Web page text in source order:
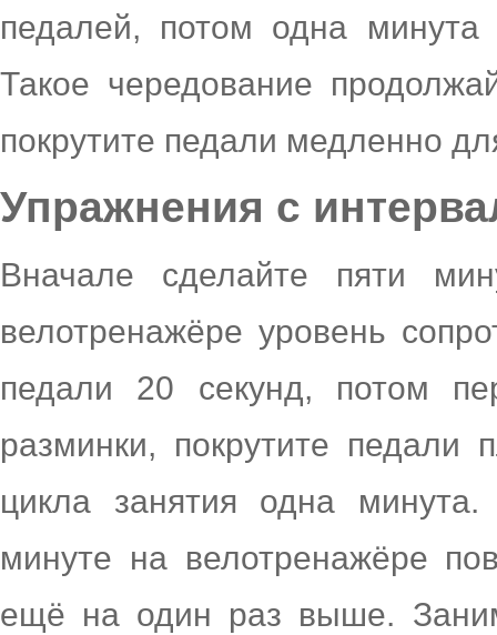
педалей, потом одна
Такое чередование
покрутите педали медленно
Упражнения с
Вначале сделайте пяти
велотренажёре уровень
педали 20 секунд, потом
разминки, покрутите
цикла занятия одна
минуте на велотренажёре
ещё на один раз выше.